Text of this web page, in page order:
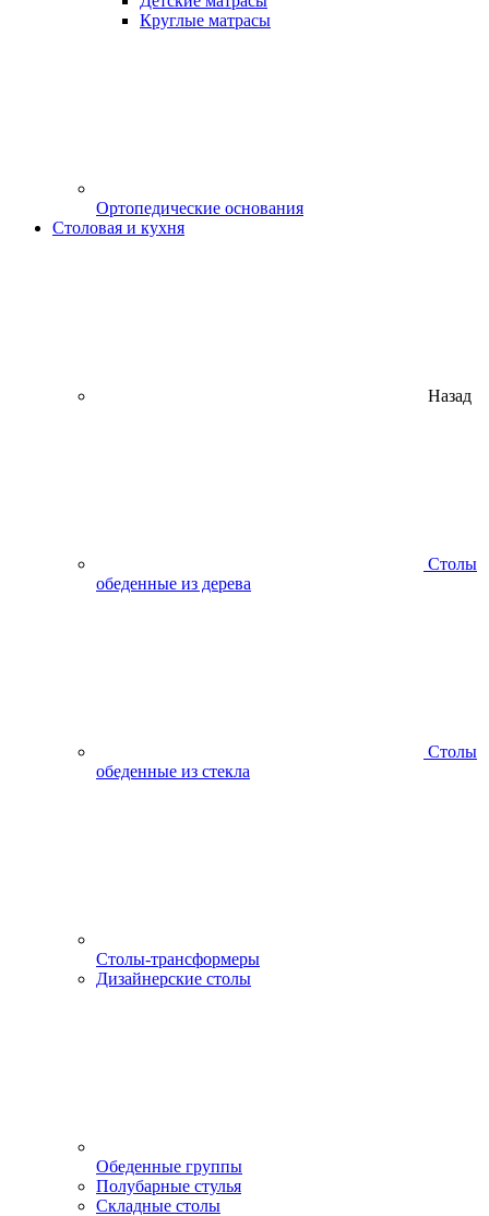
Круглые матрасы
Ортопедические основания
Столовая и кухня
Назад
Столы
обеденные из дерева
Столы
обеденные из стекла
Столы-трансформеры
Дизайнерские столы
Обеденные группы
Полубарные стулья
Складные столы